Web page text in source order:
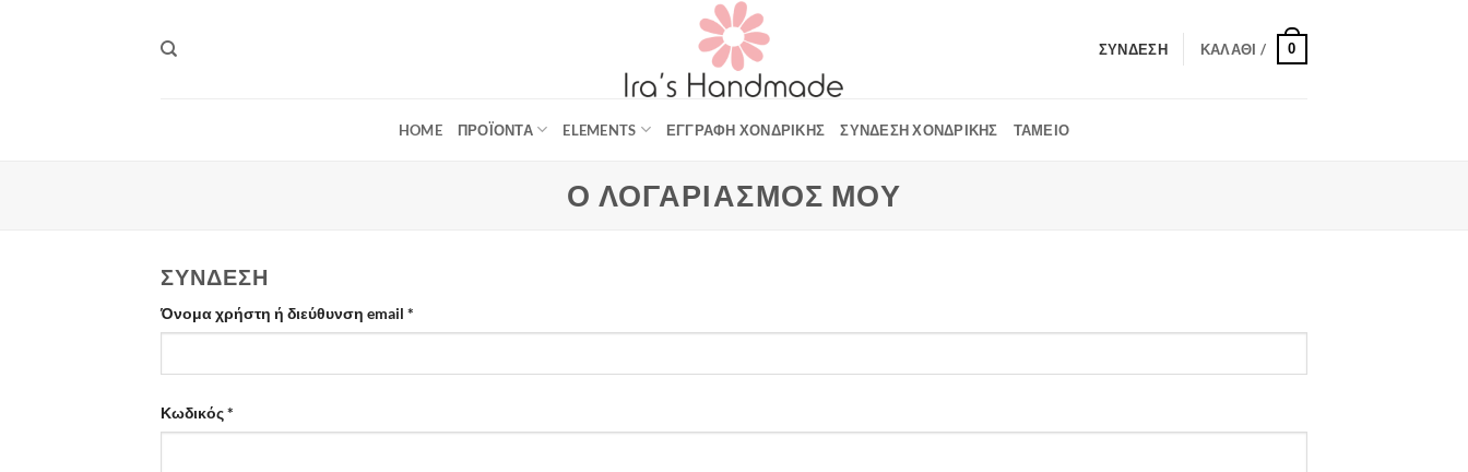
ΣΎΝΔΕΣΗ ΚΑΛΆΘΙ / 0
HOME ΠΡΟΪΌΝΤΑ ELEMENTS ΕΓΓΡΑΦΉ ΧΟΝΔΡΙΚΉΣ ΣΎΝΔΕΣΗ ΧΟΝΔΡΙΚΉΣ ΤΑΜΕΊΟ
Ο ΛΟΓΑΡΙΑΣΜΌΣ ΜΟΥ
ΣΎΝΔΕΣΗ
Όνομα χρήστη ή διεύθυνση email *
Κωδικός*